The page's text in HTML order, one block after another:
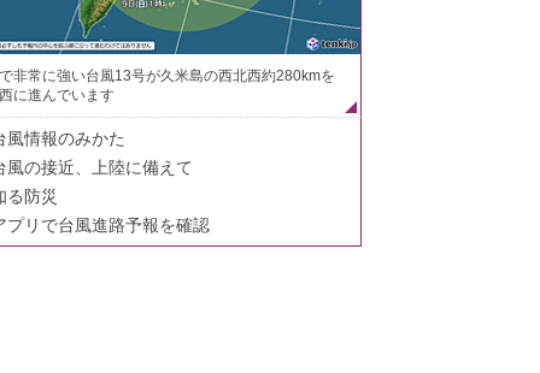
非常に強い台風13号が久米島の西北西約280kmを
に進んでいます
風情報のみかた
風の接近、上陸に備えて
る防災
プリで台風進路予報を確認